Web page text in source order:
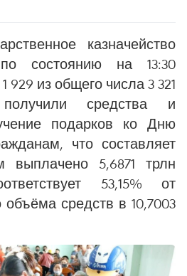
казначейство
состоянию на 13:30
929 из общего числа 3 321
средства и
подарков ко Дню
что составляет
выплачено 5,6871 трлн
53,15% от
объёма средств в 10,7003